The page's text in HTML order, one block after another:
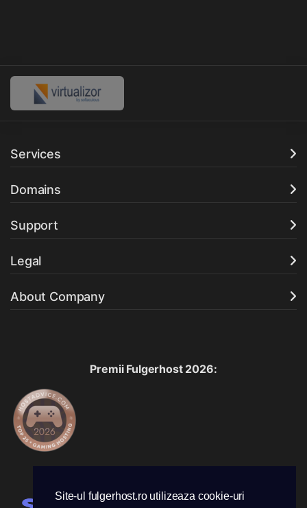
Site-ul fulgerhost.ro utilizeaza cookie-uri
Services
Domains
Support
Legal
About Company
Premii Fulgerhost 2026: